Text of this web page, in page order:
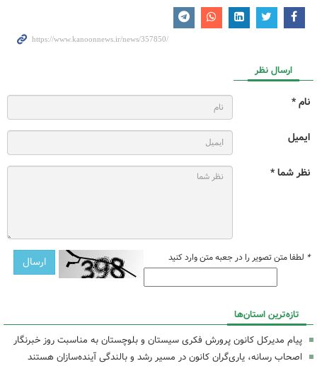
ارسال نظر
نام *
ایمیل
نظر شما *
* لطفا متن تصویر را در جعبه متن وارد کنید
تازه‌ترین استان‌ها
پیام مدیرکل کانون پرورش فکری سیستان و بلوچستان به مناسبت روز خبرنگار
اصحاب رسانه، یاری‌گران کانون در مسیر رشد و بالندگی آینده‌سازان هستند